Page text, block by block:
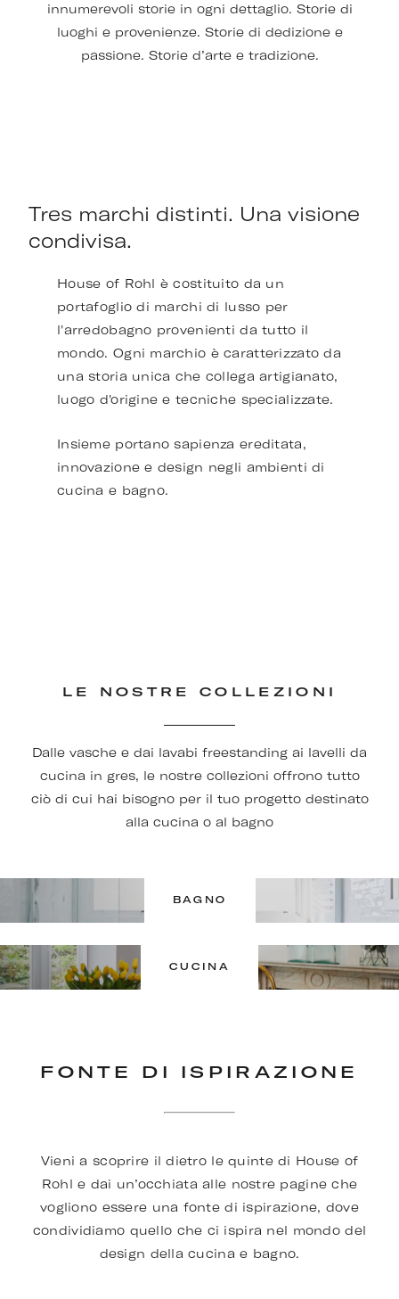
innumerevoli storie in ogni dettaglio. Storie di
luoghi e provenienze. Storie di dedizione e
passione. Storie d’arte e tradizione.
Tres marchi distinti. Una visione
condivisa.
House of Rohl è costituito da un
portafoglio di marchi di lusso per
l'arredobagno provenienti da tutto il
mondo. Ogni marchio è caratterizzato da
una storia unica che collega artigianato,
luogo d'origine e tecniche specializzate.
Insieme portano sapienza ereditata,
innovazione e design negli ambienti di
cucina e bagno.
LE NOSTRE COLLEZIONI
Dalle vasche e dai lavabi freestanding ai lavelli da
cucina in gres, le nostre collezioni offrono tutto
ciò di cui hai bisogno per il tuo progetto destinato
alla cucina o al bagno
BAGNO
CUCINA
FONTE DI ISPIRAZIONE
Vieni a scoprire il dietro le quinte di House of
Rohl e dai un’occhiata alle nostre pagine che
vogliono essere una fonte di ispirazione, dove
condividiamo quello che ci ispira nel mondo del
design della cucina e bagno.